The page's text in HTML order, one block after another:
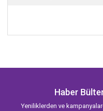
Haber
Yeniliklerden ve